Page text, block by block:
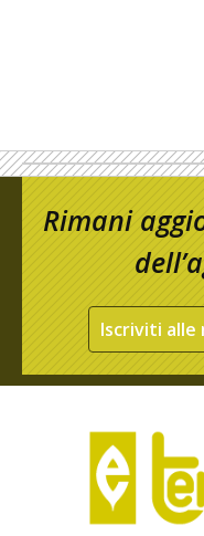
Rimani
Iscriviti